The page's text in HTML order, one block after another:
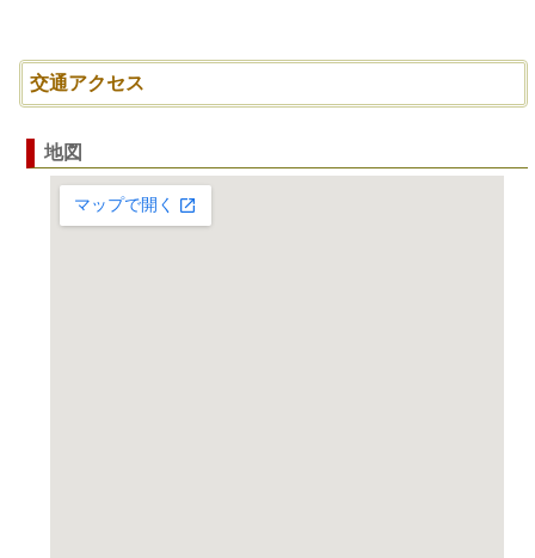
交通アクセス
地図